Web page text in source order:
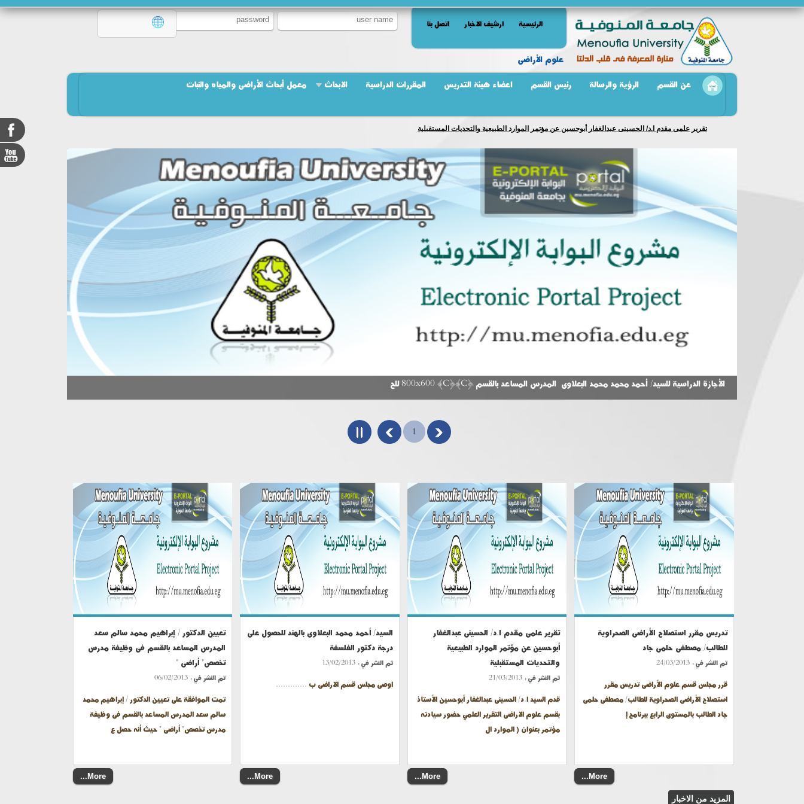
الرئيسية ارشيف الاخبار اتصل بنا
علوم الأراضى
عن القسم
الرؤية والرسالة رئيس القسم اعضاء هيئة التدريس المقررات الدراسية الابحاث معمل أبحاث الأراضى والمياه والنبات
تقرير علمى مقدم ا.د/ الحسينى عبدالغفار أبوحسين عن مؤتمر الموارد الطبيعية والتحديات المستقبلية
الأجازة الدراسية للسيد/ أحمد محمد محمد البعلاوى المدرس المساعد بالقسم {C}{C} 800x600 للح
1
تدريس مقرر استصلاح الأراضى الصحراوية
للطالب/ مصطفى حلمى جاد
تم النشر في : 24/03/2013
قرر مجلس قسم علوم الأراضى تدريس مقرر
استصلاح الأراضى الصحراوية للطالب/ مصطفى حلمى
جاد الطالب بالمستوى الرابع ببرنامج إ
More...
تقرير علمى مقدم ا.د/ الحسينى عبدالغفار
أبوحسين عن مؤتمر الموارد الطبيعية
والتحديات المستقبلية
تم النشر في : 21/03/2013
قدم السيد ا.د/ الحسينى عبدالغفار أبوحسين الأستاذ
بقسم علوم الاراضى التقرير العلمي حضور سيادته
مؤتمر بعنوان ( الموارد ال
More...
السيد/ أحمد محمد البعلاوى بالهند للحصول على
درجة دكتور الفلسفة
تم النشر في : 13/02/2013
اوصى مجلس قسم الاراضى ب .............
More...
تعيين الدكتور / إبراهيم محمد سالم سعد
المدرس المساعد بالقسم فى وظيفة مدرس
تخصص" أراضى "
تم النشر في : 06/02/2013
تمت الموافقة على تعيين الدكتور / إبراهيم محمد
سالم سعد المدرس المساعد بالقسم فى وظيفة
مدرس تخصص" أراضى " حيث أنه حصل ع
More...